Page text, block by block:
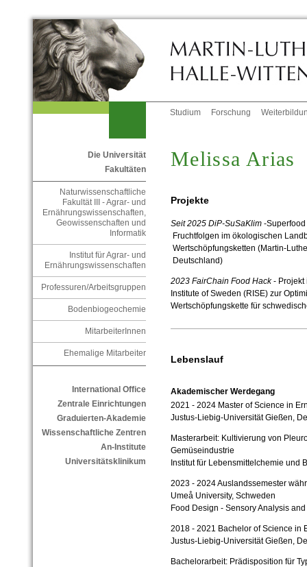
Studium Forschung
Die Universität
Fakultäten
Naturwissenschaftliche
Fakultät III - Agrar- und
Ernährungswissenschaften,
Geowissenschaften und
Informatik
Institut für Agrar- und
Ernährungswissenschaften
Professuren/Arbeitsgruppen
Bodenbiogeochemie
MitarbeiterInnen
Ehemalige Mitarbeiter
International Office
Zentrale Einrichtungen
Graduierten-Akademie
Wissenschaftliche Zentren
An-Institute
Universitätsklinikum
Melissa Arias
Projekte
Seit 2025 DiP-SuSaKlim-Superfood
Fruchtfolgen im ökologischen
Wertschöpfungsketten (Martin-
Deutschland)
2023 FairChain Food Hack- Projekt
Institute of Sweden (RISE) zur
Wertschöpfungskette für
Lebenslauf
Akademischer Werdegang
2021 - 2024 Master of Science in
Justus-Liebig-Universität Gießen,
Masterarbeit: Kultivierung von
Gemüseindustrie
Institut für Lebensmittelchemie und
2023 - 2024 Auslandssemester
Umeå University, Schweden
Food Design - Sensory Analysis
2018 - 2021 Bachelor of Science in
Justus-Liebig-Universität Gießen,
Bachelorarbeit: Prädisposition für